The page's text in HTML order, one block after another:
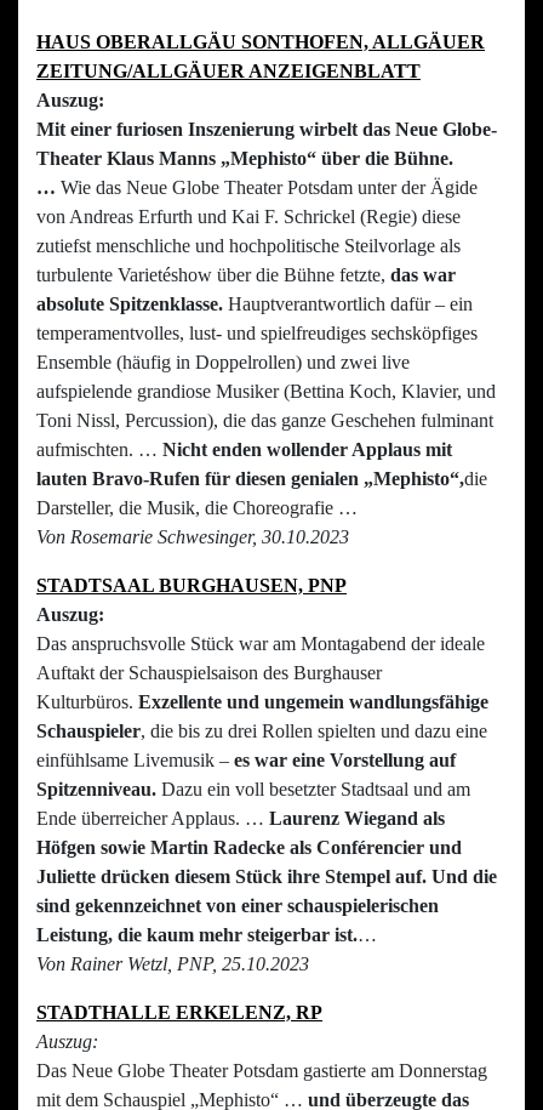
HAUS OBERALLGÄU SONTHOFEN, ALLGÄUER
ZEITUNG/ALLGÄUER ANZEIGENBLATT
Auszug:
Mit einer furiosen Inszenierung wirbelt das Neue Globe-
Theater Klaus Manns „Mephisto“ über die Bühne.
… Wie das Neue Globe Theater Potsdam unter der Ägide
von Andreas Erfurth und Kai F. Schrickel (Regie) diese
zutiefst menschliche und hochpolitische Steilvorlage als
turbulente Varietéshow über die Bühne fetzte, das war
absolute Spitzenklasse. Hauptverantwortlich dafür – ein
temperamentvolles, lust- und spielfreudiges sechsköpfiges
Ensemble (häufig in Doppelrollen) und zwei live
aufspielende grandiose Musiker (Bettina Koch, Klavier, und
Toni Nissl, Percussion), die das ganze Geschehen fulminant
aufmischten. … Nicht enden wollender Applaus mit
lauten Bravo-Rufen für diesen genialen „Mephisto“,die
Darsteller, die Musik, die Choreografie …
Von Rosemarie Schwesinger, 30.10.2023
STADTSAAL BURGHAUSEN, PNP
Auszug:
Das anspruchsvolle Stück war am Montagabend der ideale
Auftakt der Schauspielsaison des Burghauser
Kulturbüros. Exzellente und ungemein wandlungsfähige
Schauspieler, die bis zu drei Rollen spielten und dazu eine
einfühlsame Livemusik – es war eine Vorstellung auf
Spitzenniveau. Dazu ein voll besetzter Stadtsaal und am
Ende überreicher Applaus. … Laurenz Wiegand als
Höfgen sowie Martin Radecke als Conférencier und
Juliette drücken diesem Stück ihre Stempel auf. Und die
sind gekennzeichnet von einer schauspielerischen
Leistung, die kaum mehr steigerbar ist.…
Von Rainer Wetzl, PNP, 25.10.2023
STADTHALLE ERKELENZ, RP
Auszug:
Das Neue Globe Theater Potsdam gastierte am Donnerstag
mit dem Schauspiel „Mephisto“ … und überzeugte das